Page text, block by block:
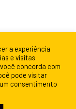
a experiência
e visitas
concorda com
pode visitar
consentimento